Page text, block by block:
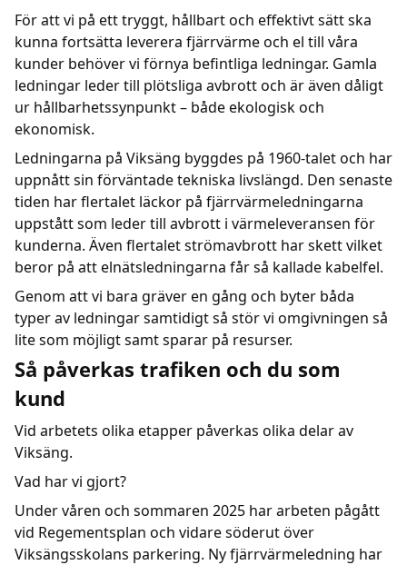
För att vi på ett tryggt, hållbart och effektivt sätt ska
kunna fortsätta leverera fjärrvärme och el till våra
kunder behöver vi förnya befintliga ledningar. Gamla
ledningar leder till plötsliga avbrott och är även dåligt
ur hållbarhetssynpunkt – både ekologisk och
ekonomisk.
Ledningarna på Viksäng byggdes på 1960-talet och har
uppnått sin förväntade tekniska livslängd. Den senaste
tiden har flertalet läckor på fjärrvärmeledningarna
uppstått som leder till avbrott i värmeleveransen för
kunderna. Även flertalet strömavbrott har skett vilket
beror på att elnätsledningarna får så kallade kabelfel.
Genom att vi bara gräver en gång och byter båda
typer av ledningar samtidigt så stör vi omgivningen så
lite som möjligt samt sparar på resurser.
Så påverkas trafiken och du som
kund
Vid arbetets olika etapper påverkas olika delar av
Viksäng.
Vad har vi gjort?
Under våren och sommaren 2025 har arbeten pågått
vid Regementsplan och vidare söderut över
Viksängsskolans parkering. Ny fjärrvärmeledning har